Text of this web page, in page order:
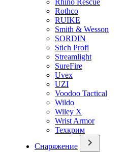
Rhino Rescue
Rothco
RUIKE
Smith & Wesson
SORDIN
Stich Profi
Streamlight
SureFire
Uvex
UZI
Voodoo Tactical
Wildo
Wiley X
Wrist Armor
Техкрим
Снаряжение